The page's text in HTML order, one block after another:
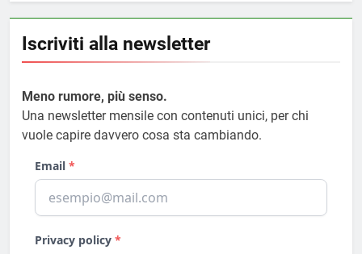
Iscriviti alla newsletter
Meno rumore, più senso.
Una newsletter mensile con contenuti unici, per chi
vuole capire davvero cosa sta cambiando.